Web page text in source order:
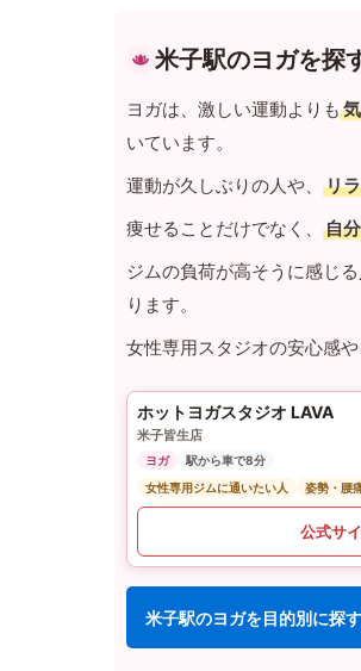
米子駅のヨガを探
ヨガは、激しい運動よりも
いています。
運動が久しぶりの人や、
リ
痩せることだけでなく、
自
ジムの負荷が高そうに感じ
ります。
女性専用スタジオの安心感
ホットヨガスタジオ LAVA
米子皆生店
ヨガ
駅から車で8分
女性専用ジムに通いたい人
姿勢・腰
公式サ
米子駅のヨガを目的別に探す